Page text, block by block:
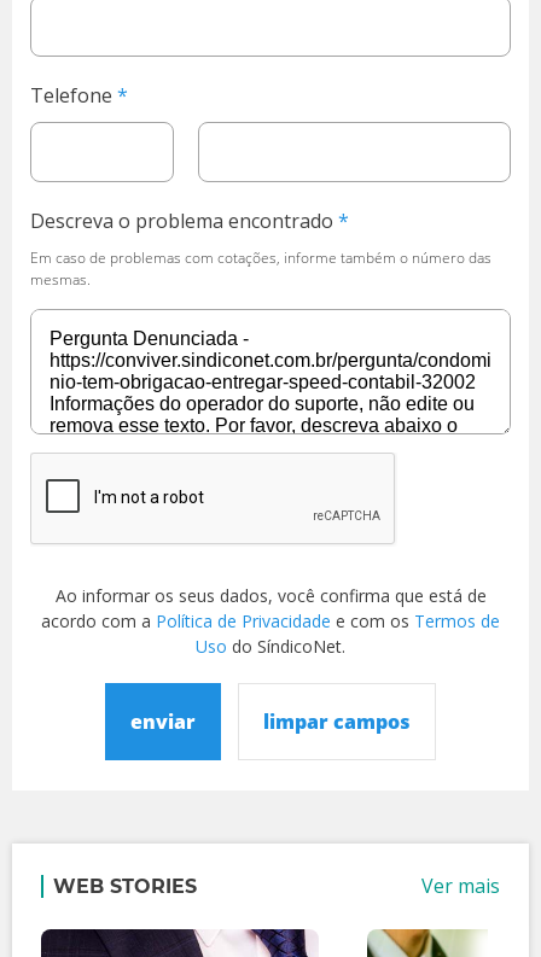
Telefone
Descreva o problema encontrado
Em caso de problemas com cotações, informe também o número das
mesmas.
Ao informar os seus dados, você confirma que está de
acordo com a Política de Privacidade e com os Termos de
Uso do SíndicoNet.
enviar limpar campos
WEB STORIES Ver mais